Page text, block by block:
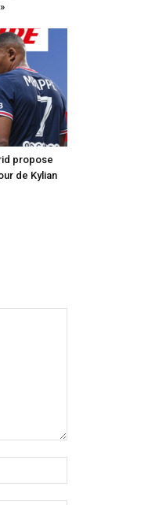
propose
de Kylian